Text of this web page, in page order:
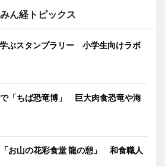
みん経トピックス
ぶスタンプラリー 小学生向けラボ
「ちば恐竜博」 巨大肉食恐竜や海
お山の花彩食堂 龍の憩」 和食職人